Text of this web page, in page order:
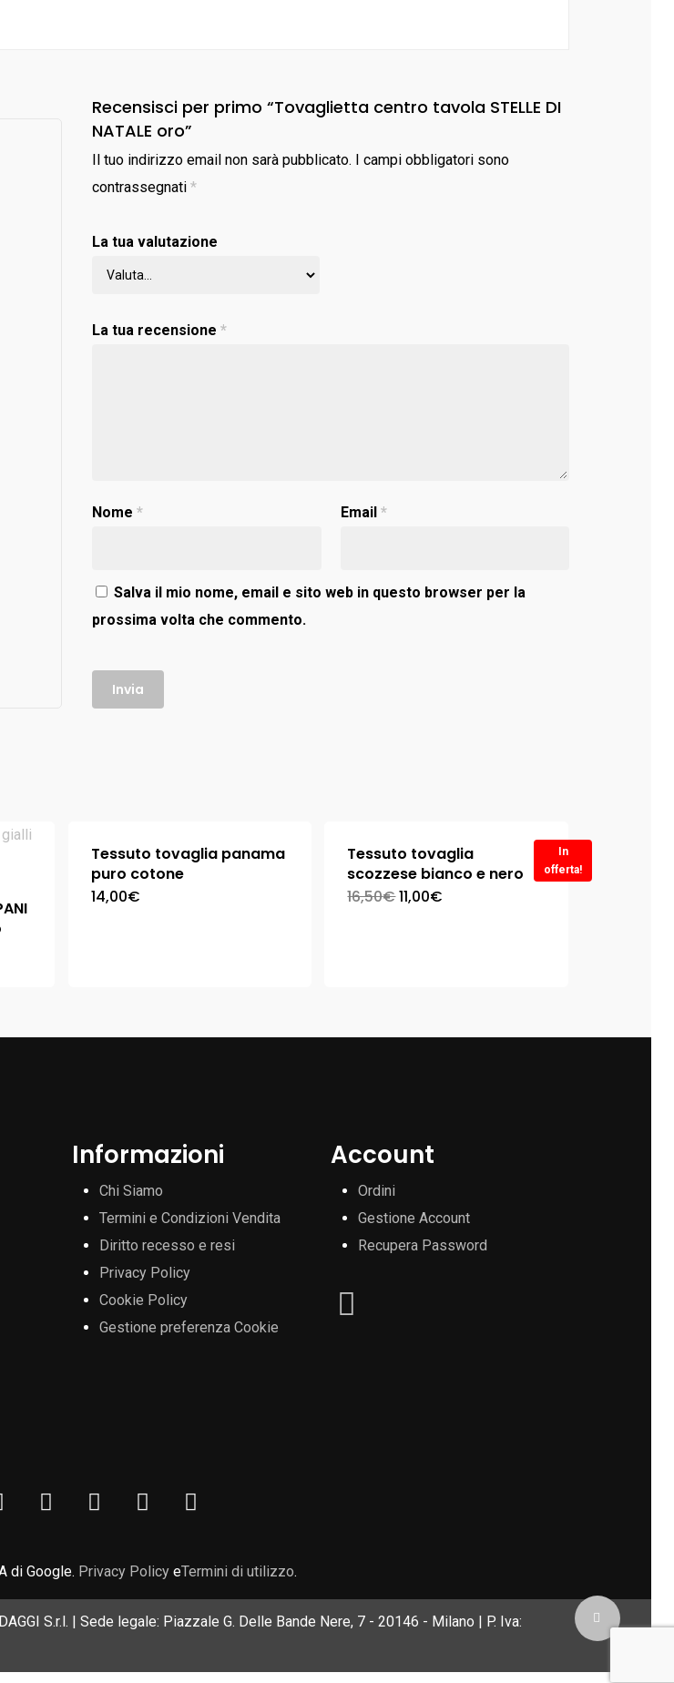
Recensisci per primo “Tovaglietta centro tavola STELLE DI
NATALE oro”
Il tuo indirizzo email non sarà pubblicato. I campi obbligatori sono
contrassegnati*
La tua valutazione
La tua recensione*
Nome* Email *
Salva il mio nome, email e sito web in questo browser per la
prossima volta che commento.
Tessuto tovaglia panama
puro cotone
14,00€
In
offerta!
Tessuto tovaglia
scozzese bianco e nero
16,50€11,00€
Informazioni
Chi Siamo
Termini e Condizioni Vendita
Diritto recesso e resi
Privacy Policy
Cookie Policy
Gestione preferenza Cookie
Account
Ordini
Gestione Account
Recupera Password
di Google. Privacy Policy eTermini di utilizzo.
S.r.l. | Sede legale: Piazzale G. Delle Bande Nere, 7 - 20146 - Milano | P. Iva: